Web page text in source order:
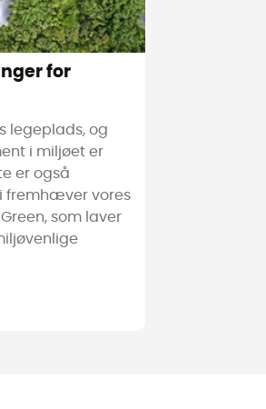
for
legeplads, og
i miljøet er
er også
fremhæver vores
som laver